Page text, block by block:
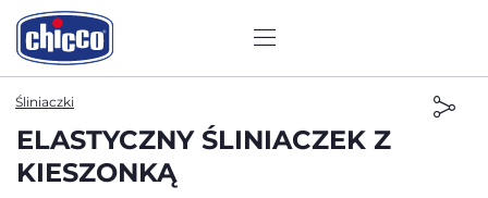
Śliniaczki
ELASTYCZNY ŚLINIACZEK Z
KIESZONKĄ